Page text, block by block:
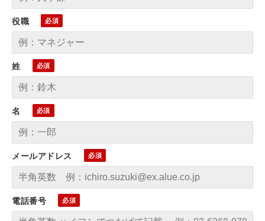
役職
姓
名
メールアドレス
電話番号